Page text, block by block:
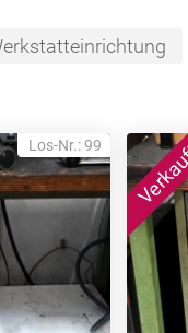
Los-Nr.: 99